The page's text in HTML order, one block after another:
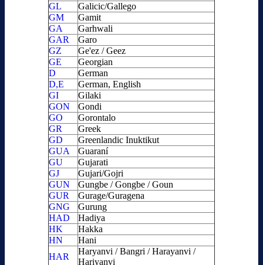
GL
Galicic/Gallego
GM
Gamit
GA
Garhwali
GAR
Garo
GZ
Ge'ez / Geez
GE
Georgian
D
German
D,E
German, English
GI
Gilaki
GON
Gondi
GO
Gorontalo
GR
Greek
GD
Greenlandic Inuktikut
GUA
Guaraní
GU
Gujarati
GJ
Gujari/Gojri
GUN
Gungbe / Gongbe / Goun
GUR
Gurage/Guragena
GNG
Gurung
HAD
Hadiya
HK
Hakka
HN
Hani
HAR
Haryanvi / Bangri / Harayanvi /
Hariyanvi